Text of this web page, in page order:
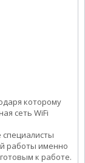
которому
сеть WiFi
работы именно
к работе.